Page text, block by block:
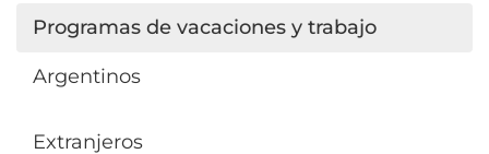
Programas de vacaciones y trabajo
Argentinos
Extranjeros